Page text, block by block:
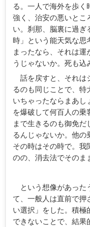
る。一人で海外を歩
強く、治安の悪いとこ
い。刹那、脳裏に過ぎ
時」という能天気な思
まったなら、それは
うじゃないか。死も込
話を戻すと、それは
るのも同じことで、特
いちゃったならまあし
を爆破して何百人の乗
まで生きるのも御免
るんじゃないか。他の
その時はその時で。我
のの、消去法でそのま
という想像があった
て、一般人は直前で押
い選択」をした。積極
できないことで、結果